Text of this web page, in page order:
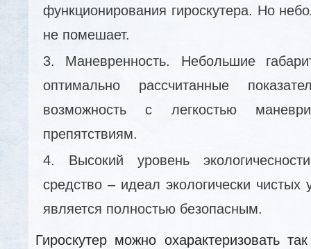
функционирования гироскутера. Но
не помешает.
Маневренность. Небольшие
оптимально рассчитанные
возможность с легкостью
препятствиям.
Высокий уровень
средство – идеал экологически чистых
является полностью безопасным.
Гироскутер можно охарактеризовать